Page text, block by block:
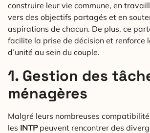
construire leur vie commune, en
vers des objectifs partagés et en
aspirations de chacun. De plus, ce
facilite la prise de décision et renforce
d’unité au sein du couple.
1. Gestion des
ménagères
Malgré leurs nombreuses
les INTPpeuvent rencontrer des